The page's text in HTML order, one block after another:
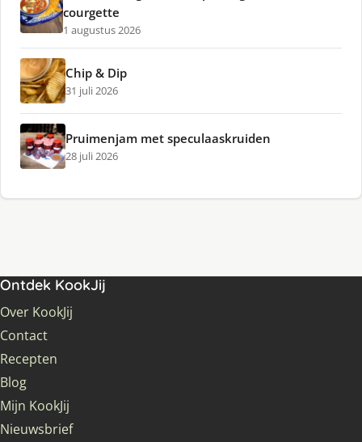
courgette
1 augustus 2026
Chip & Dip
31 juli 2026
Pruimenjam met speculaaskruiden
28 juli 2026
Ontdek KookJij
Over KookJij
Contact
Recepten
Blog
Mijn KookJij
Nieuwsbrief